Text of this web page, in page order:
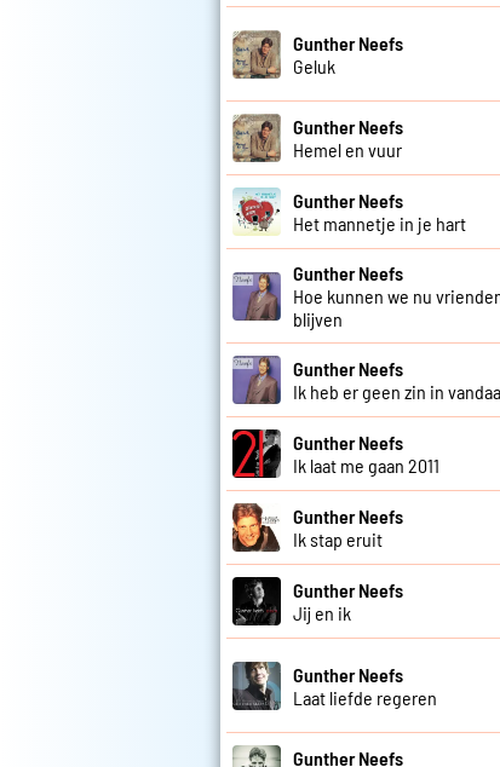
Gunther Neefs
Geluk
Gunther Neefs
Hemel en vuur
Gunther Neefs
Het mannetje in je hart
Gunther Neefs
Hoe kunnen we nu
blijven
Gunther Neefs
Ik heb er geen zin in
Gunther Neefs
Ik laat me gaan 2011
Gunther Neefs
Ik stap eruit
Gunther Neefs
Jij en ik
Gunther Neefs
Laat liefde regeren
Gunther Neefs